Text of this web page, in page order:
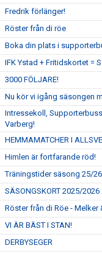
Fredrik förlänger!
Röster från di röe
Boka din plats i
IFK Ystad + Fritidskortet =
3000 FÖLJARE!
Nu kör vi igång säsongen
Intressekoll,
Varberg!
HEMMAMATCHER I
Himlen är fortfarande röd!
Träningstider säsong 25/26
SÄSONGSKORT 2025/2026
Röster från di Röe - Melker
VI ÄR BÄST I STAN!
DERBYSEGER